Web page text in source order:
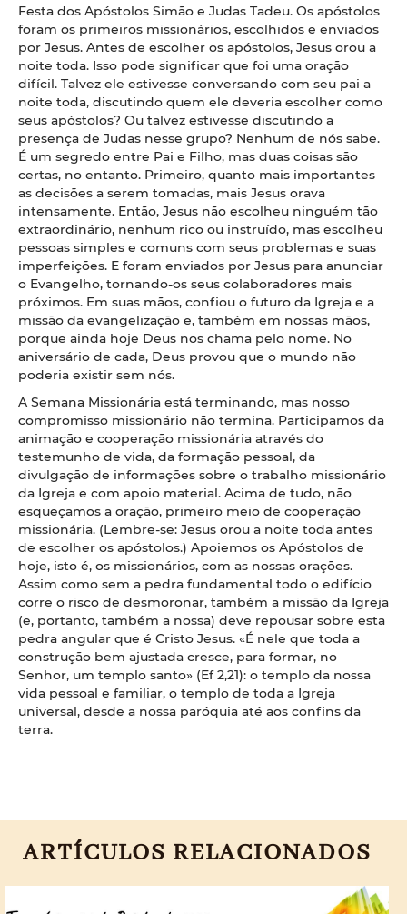
Festa dos Apóstolos Simão e Judas Tadeu. Os apóstolos
foram os primeiros missionários, escolhidos e enviados
por Jesus. Antes de escolher os apóstolos, Jesus orou a
noite toda. Isso pode significar que foi uma oração
difícil. Talvez ele estivesse conversando com seu pai a
noite toda, discutindo quem ele deveria escolher como
seus apóstolos? Ou talvez estivesse discutindo a
presença de Judas nesse grupo? Nenhum de nós sabe.
É um segredo entre Pai e Filho, mas duas coisas são
certas, no entanto. Primeiro, quanto mais importantes
as decisões a serem tomadas, mais Jesus orava
intensamente. Então, Jesus não escolheu ninguém tão
extraordinário, nenhum rico ou instruído, mas escolheu
pessoas simples e comuns com seus problemas e suas
imperfeições. E foram enviados por Jesus para anunciar
o Evangelho, tornando-os seus colaboradores mais
próximos. Em suas mãos, confiou o futuro da Igreja e a
missão da evangelização e, também em nossas mãos,
porque ainda hoje Deus nos chama pelo nome. No
aniversário de cada, Deus provou que o mundo não
poderia existir sem nós.
A Semana Missionária está terminando, mas nosso
compromisso missionário não termina. Participamos da
animação e cooperação missionária através do
testemunho de vida, da formação pessoal, da
divulgação de informações sobre o trabalho missionário
da Igreja e com apoio material. Acima de tudo, não
esqueçamos a oração, primeiro meio de cooperação
missionária. (Lembre-se: Jesus orou a noite toda antes
de escolher os apóstolos.) Apoiemos os Apóstolos de
hoje, isto é, os missionários, com as nossas orações.
Assim como sem a pedra fundamental todo o edifício
corre o risco de desmoronar, também a missão da Igreja
(e, portanto, também a nossa) deve repousar sobre esta
pedra angular que é Cristo Jesus. «É nele que toda a
construção bem ajustada cresce, para formar, no
Senhor, um templo santo» (Ef 2,21): o templo da nossa
vida pessoal e familiar, o templo de toda a Igreja
universal, desde a nossa paróquia até aos confins da
terra.
ARTÍCULOS RELACIONADOS